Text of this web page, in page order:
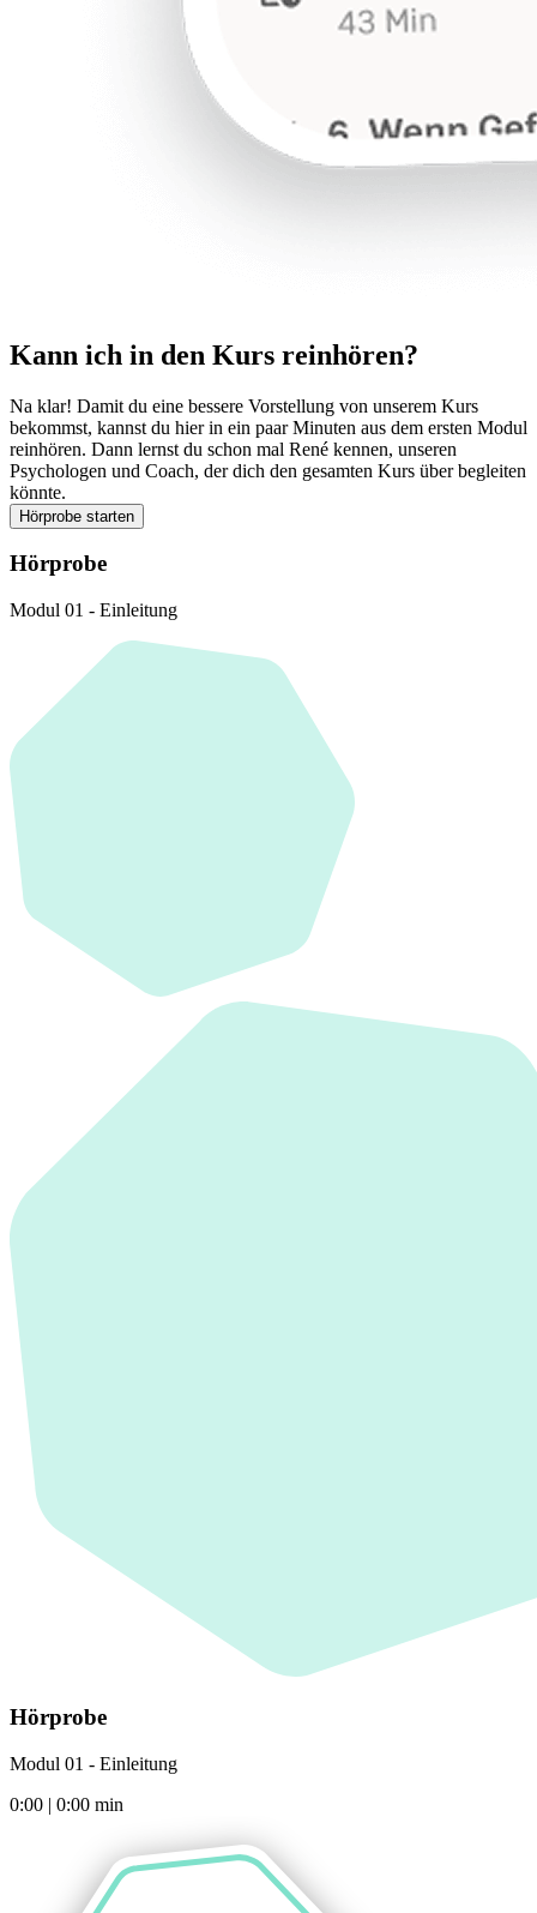
Kann ich in den Kurs reinhören?
Na klar! Damit du eine bessere Vorstellung von unserem Kurs
bekommst, kannst du hier in ein paar Minuten aus dem ersten Modul
reinhören. Dann lernst du schon mal René kennen, unseren
Psychologen und Coach, der dich den gesamten Kurs über begleiten
könnte.
Hörprobe starten
Hörprobe
Modul 01 - Einleitung
Hörprobe
Modul 01 - Einleitung
0:00 | 0:00 min